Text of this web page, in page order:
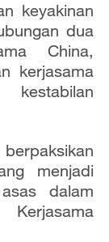
keyakinan
dua
China,
kerjasama
menjadi
dalam
Kerjasama